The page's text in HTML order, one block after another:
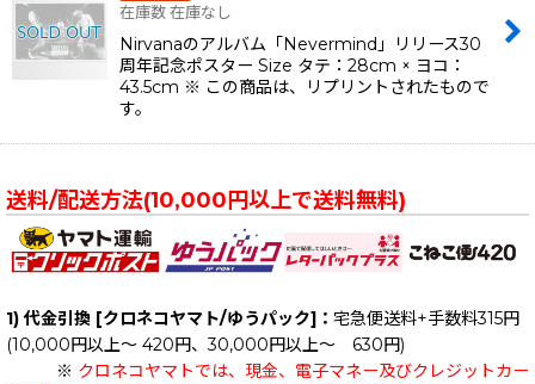
在庫数 在庫なし
Nirvanaのアルバム「Nevermind」リリース30
周年記念ポスター Size タテ：28cm × ヨコ：
43.5cm ※ この商品は、リプリントされたもので
す。
送料/配送方法(10,000円以上で送料無料)
1) 代金引換 [クロネコヤマト/ゆうパック]： 宅急便送料+手数料315円
(10,000円以上～ 420円、30,000円以上～ 630円)
※ クロネコヤマトでは、現金、電子マネー及びクレジットカー